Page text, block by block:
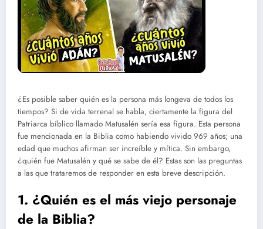
¿Es posible saber quién es la persona más longeva de todos los
tiempos? Si de vida terrenal se habla, ciertamente la figura del
Patriarca bíblico llamado Matusalén sería esa figura. Esta persona
fue mencionada en la Biblia como habiendo vivido 969 años; una
edad que muchos afirman ser increíble y mítica. Sin embargo,
¿quién fue Matusalén y qué se sabe de él? Estas son las preguntas
a las que trataremos de responder en esta breve descripción.
1. ¿Quién es el más viejo personaje
de la Biblia?